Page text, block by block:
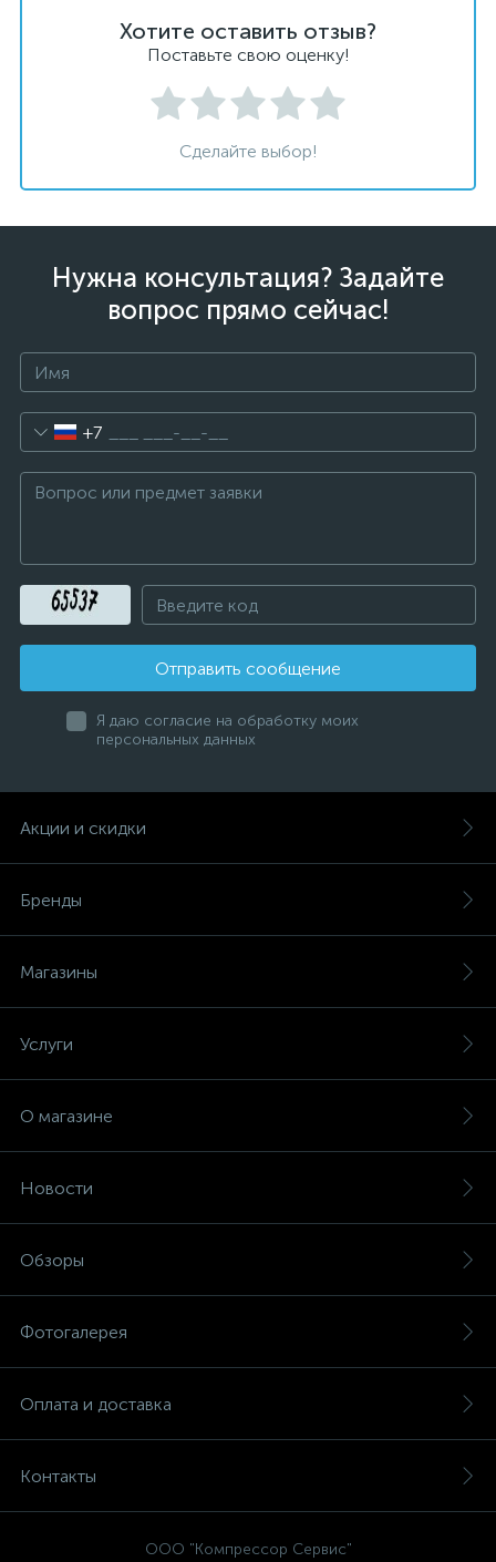
Хотите оставить отзыв?
Поставьте свою оценку!
Сделайте выбор!
Нужна консультация? Задайте
вопрос прямо сейчас!
+7
Отправить сообщение
Я даю согласие на обработку моих
персональных данных
Акции и скидки
Бренды
Магазины
Услуги
О магазине
Новости
Обзоры
Фотогалерея
Оплата и доставка
Контакты
ООО "Компрессор Сервис"